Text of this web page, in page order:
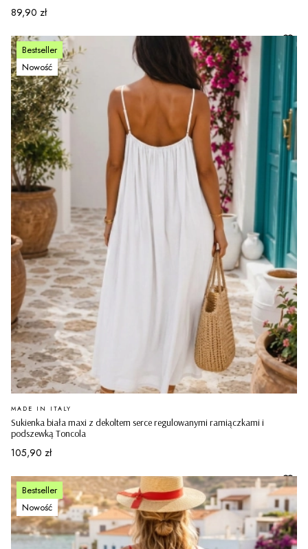
Cena
89,90 zł
Bestseller
Nowość
Sukienka biała maxi z dekoltem serce regulowanymi ramiączkami i
podszewką Toncola
PRODUCENT
MADE IN ITALY
Cena
105,90 zł
Bestseller
Nowość